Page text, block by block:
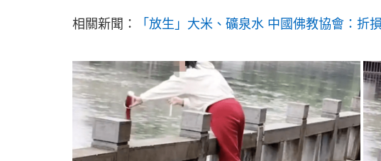
相關新聞： 「放生」大米、礦泉水 中國佛教協會：折